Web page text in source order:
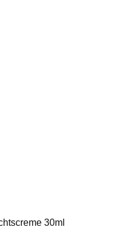
30ml